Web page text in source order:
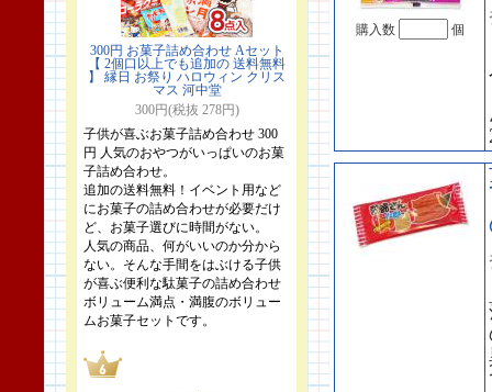
300円 お菓子詰め合わせ Aセット
【 2個口以上でも追加の 送料無料
】 縁日 お祭り ハロウィン クリス
マス 河中堂
300円(税抜 278円)
子供が喜ぶお菓子詰め合わせ 300
円 人気のおやつがいっぱいのお菓
子詰め合わせ。
追加の送料無料！イベント用など
にお菓子の詰め合わせが必要だけ
ど、お菓子選びに時間がない。
人気の商品、何がいいのか分から
ない。そんな手間をはぶける子供
が喜ぶ便利な駄菓子の詰め合わせ
ボリューム満点・満腹のボリュー
ムお菓子セットです。
購入数 個